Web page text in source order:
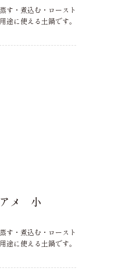
す・煮込む・ロースト
途に使える土鍋です。
メ 小
す・煮込む・ロースト
途に使える土鍋です。